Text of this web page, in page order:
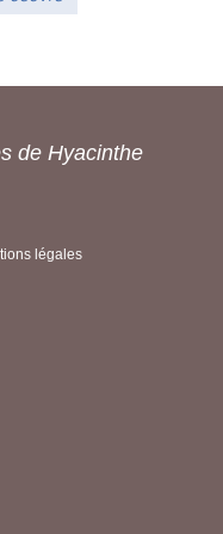
de Hyacinthe
légales